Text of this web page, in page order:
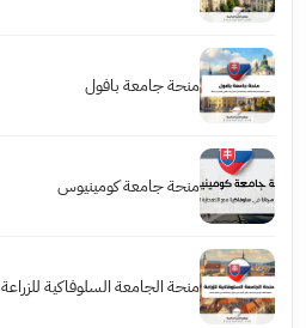
منحة جامعة بافول
منحة جامعة كومينيوس
منحة الجامعة السلوفاكية للزراعة